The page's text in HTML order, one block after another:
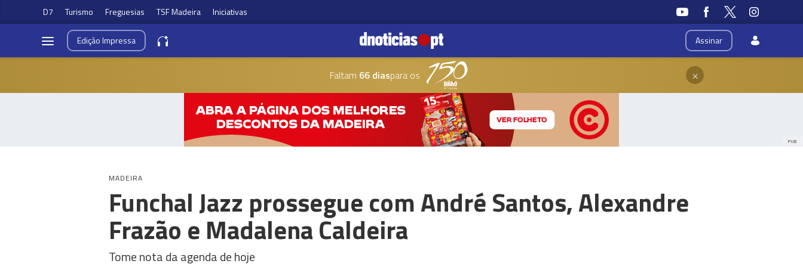
D7 Turismo Freguesias TSF Madeira Iniciativas
Assinar
EdiçãoImpressa
Faltam 66 diaspara os ×
PUB
MADEIRA
Funchal Jazz prossegue com André Santos, Alexandre
Frazão e Madalena Caldeira
Tome nota da agenda de hoje